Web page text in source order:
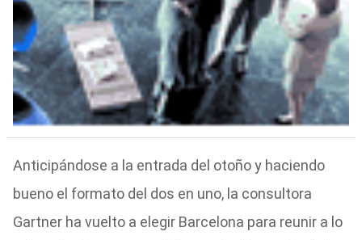
Anticipándose a la entrada del otoño y haciendo
bueno el formato del dos en uno, la consultora
Gartner ha vuelto a elegir Barcelona para reunir a lo